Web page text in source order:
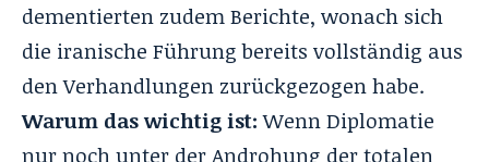
dementierten zudem Berichte, wonach sich
die iranische Führung bereits vollständig aus
den Verhandlungen zurückgezogen habe.
Warum das wichtig ist:Wenn Diplomatie
nur noch unter der Androhung der totalen